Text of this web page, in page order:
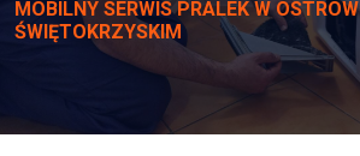
MOBILNY SERWIS PRALEK W
ŚWIĘTOKRZYSKIM